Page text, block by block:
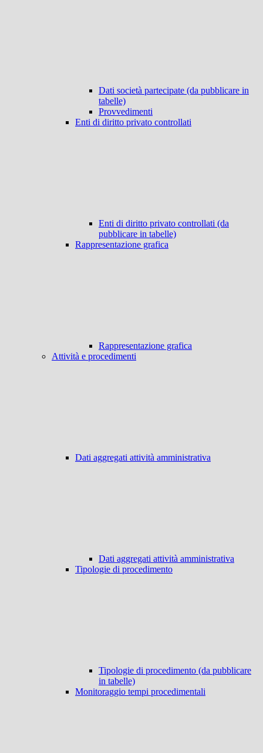
Dati società partecipate (da pubblicare in
tabelle)
Provvedimenti
Enti di diritto privato controllati
Enti di diritto privato controllati (da
pubblicare in tabelle)
Rappresentazione grafica
Rappresentazione grafica
Attività e procedimenti
Dati aggregati attività amministrativa
Dati aggregati attività amministrativa
Tipologie di procedimento
Tipologie di procedimento (da pubblicare
in tabelle)
Monitoraggio tempi procedimentali